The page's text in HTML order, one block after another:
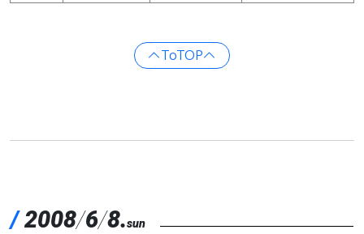
ToTOP
/2008/6/8.sun